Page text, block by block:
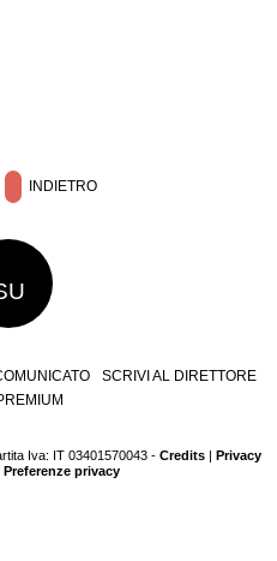
INDIETRO
SCRIVI AL DIRETTORE
Iva: IT 03401570043 - Credits | Privacy
Preferenze privacy